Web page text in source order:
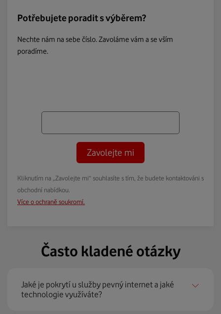
Potřebujete poradit s výběrem?
Nechte nám na sebe číslo. Zavoláme vám a se vším
poradíme.
Zavolejte mi
Kliknutím na „Zavolejte mi“ souhlasíte s tím, že budete kontaktováni s
obchodní nabídkou.
Více o ochraně soukromí.
Často kladené otázky
Jaké je pokrytí u služby pevný internet a jaké
technologie využíváte?